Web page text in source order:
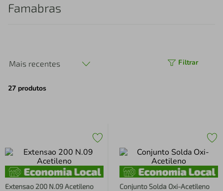
Famabras
Mais recentes Filtrar
27 produtos
Extensao 200 N.09 Acetileno Conjunto Solda Oxi-Acetileno
perfume
4º air fryer